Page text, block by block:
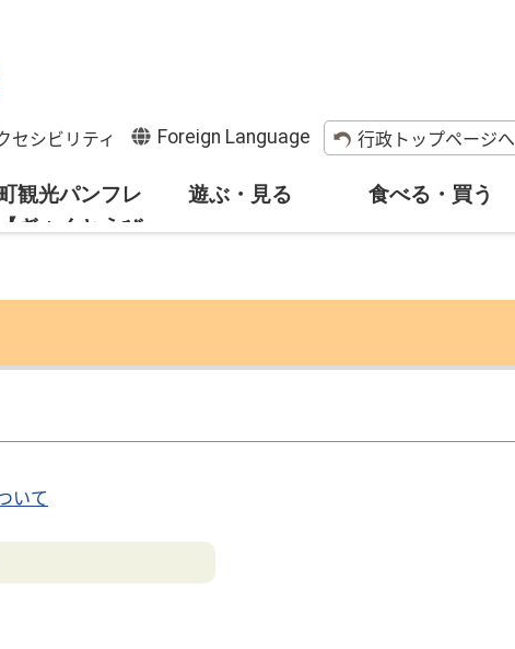
セシビリティ Foreign Language 行政トップページへ
観光パンフレ
ぎょくとうび
遊ぶ・見る 食べる・買う
いて